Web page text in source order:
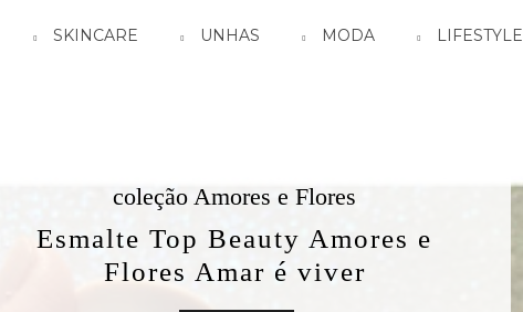
SKINCARE UNHAS MODA LIFESTYLE
coleção Amores e Flores
Top Beauty Amores e
Flores Amar é viver